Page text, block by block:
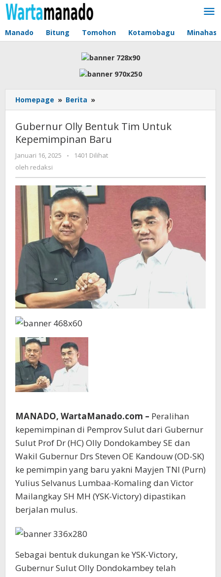
Lewati
ke
Manado Bitung Tomohon Kotamobagu Minahasa
Homepage » Berita »
Olly
Tim
Untuk
Kepemimpinan
Gubernur Olly Bentuk Tim Untuk
Kepemimpinan Baru
Januari 16, 2025
oleh
-
1401 Dilihat
oleh redaksi
MANADO, WartaManado.com – Peralihan
kepemimpinan di Pemprov Sulut dari Gubernur
Sulut Prof Dr (HC) Olly Dondokambey SE dan
Wakil Gubernur Drs Steven OE Kandouw (OD-SK)
ke pemimpin yang baru yakni Mayjen TNI (Purn)
Yulius Selvanus Lumbaa-Komaling dan Victor
Mailangkay SH MH (YSK-Victory) dipastikan
berjalan mulus.
Sebagai bentuk dukungan ke YSK-Victory,
Gubernur Sulut Olly Dondokambey telah